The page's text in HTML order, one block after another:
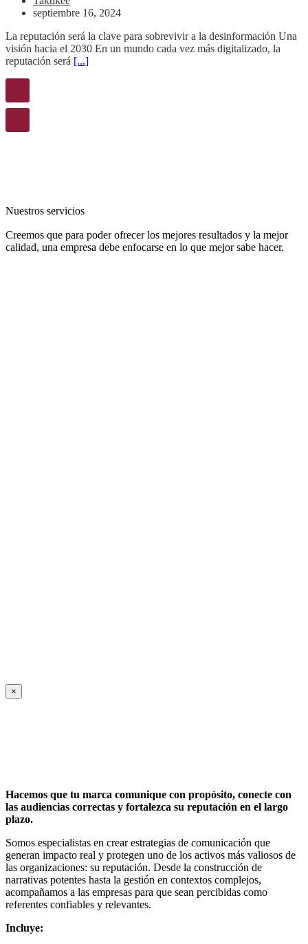
septiembre 16, 2024
La reputación será la clave para sobrevivir a la desinformación Una
visión hacia el 2030 En un mundo cada vez más digitalizado, la
reputación será [...]
Nuestros servicios
Creemos que para poder ofrecer los mejores resultados y la mejor
calidad, una empresa debe enfocarse en lo que mejor sabe hacer.
×
Hacemos que tu marca comunique con propósito, conecte con
las audiencias correctas y fortalezca su reputación en el largo
plazo.
Somos especialistas en crear estrategias de comunicación que
generan impacto real y protegen uno de los activos más valiosos de
las organizaciones: su reputación. Desde la construcción de
narrativas potentes hasta la gestión en contextos complejos,
acompañamos a las empresas para que sean percibidas como
referentes confiables y relevantes.
Incluye: